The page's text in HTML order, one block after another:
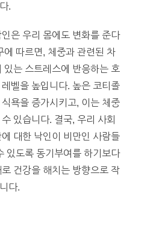
.
은 우리 몸에도 변화를 준다
에 따르면, 체중과 관련된 차
있는 스트레스에 반응하는 호
벨을 높입니다. 높은 코티졸
욕을 증가시키고, 이는 체중
있습니다. 결국, 우리 사회
대한 낙인이 비만인 사람들
있도록 동기부여를 하기보다
건강을 해치는 방향으로 작
다.